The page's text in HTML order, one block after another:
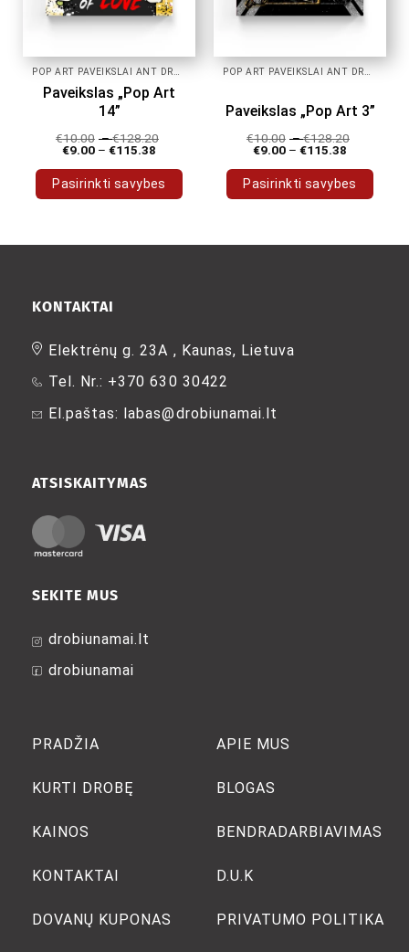
page
page
Paveikslas „Pop Art
14”
€10.00 –€128.20
€9.00 – €115.38
Pasirinkti savybes
has
The
be
chosen
the
Paveikslas „Pop Art 3”
€10.00 –€128.20
€9.00 – €115.38
Pasirinkti savybes
has
PRADŽIA
KURTI DROBĘ
KAINOS
KONTAKTAI
DOVANŲ KUPONAS
APIE MUS
BLOGAS
BENDRADARBIAVIMAS
D.U.K
PRIVATUMO POLITIKA
SEKITE MUS
drobiunamai.lt
drobiunamai
ATSISKAITYMAS
KONTAKTAI
Elektrėnų g. 23A , Kaunas, Lietuva
Tel. Nr.: +370 630 30422
El.paštas: labas@drobiunamai.lt